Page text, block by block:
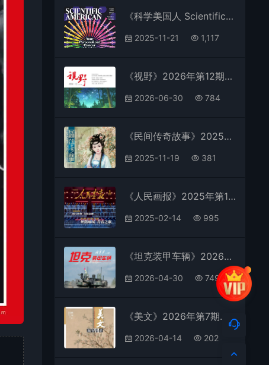
《科学美国人 Scientific American》2025年第12期全彩精校PDF杂志下载
2025-11-21 1,117
《视野》2026年第12期全彩精校PDF杂志下载
2026-06-30 784
《民间传奇故事》2025年第17期全彩精校PDF杂志下载
2025-11-19 381
《人民画报》2025年第1期全彩精校PDF杂志下载
2025-02-14 995
《坦克装甲车辆》2026年第4期全彩精校PDF杂志下载
2026-04-30 749
《美文》2026年第7期全彩精校PDF杂志下载
2026-04-14 202